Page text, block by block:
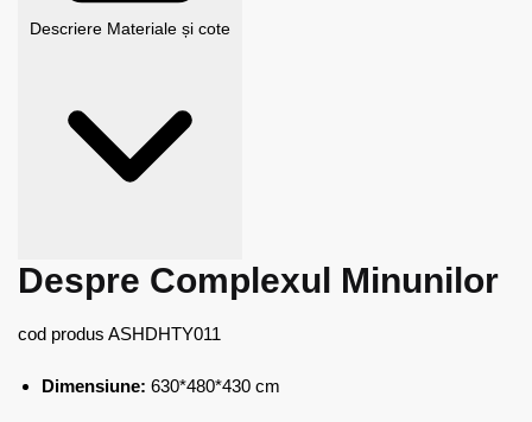
Descriere Materiale și cote
Despre Complexul Minunilor
cod produs ASHDHTY011
Dimensiune: 630*480*430 cm